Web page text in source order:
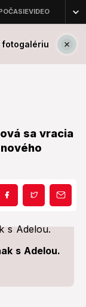
sa vracia
s Adelou.